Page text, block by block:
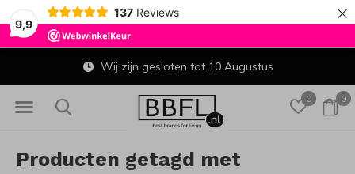
9,9
137 Reviews ×
0 0
Wij zijn gesloten tot 10 Augustus
Producten getagd met